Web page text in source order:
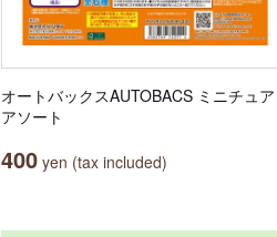
オートバックスAUTOBACS ミニチュア
アソート
400 yen (tax included)